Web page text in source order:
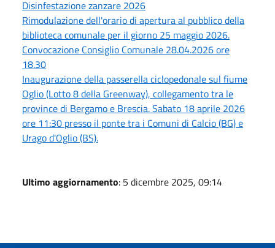
Disinfestazione zanzare 2026
Rimodulazione dell'orario di apertura al pubblico della
biblioteca comunale per il giorno 25 maggio 2026.
Convocazione Consiglio Comunale 28.04.2026 ore
18.30
Inaugurazione della passerella ciclopedonale sul fiume
Oglio (Lotto 8 della Greenway), collegamento tra le
province di Bergamo e Brescia. Sabato 18 aprile 2026
ore 11:30 presso il ponte tra i Comuni di Calcio (BG) e
Urago d'Oglio (BS).
Ultimo aggiornamento: 5 dicembre 2025, 09:14